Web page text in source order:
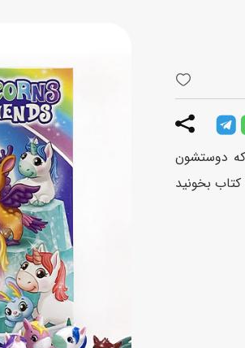
لوپ‌کار و سه چرخه
توپ و وسایل بازی
کیف و کوله پشتی
جامدادی
دوستشون
بخونید